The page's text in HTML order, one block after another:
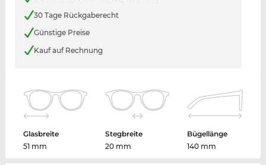
30 Tage Rückgaberecht
Günstige Preise
Kauf auf Rechnung
Glasbreite
51 mm
Stegbreite
20 mm
Bügellänge
140 mm